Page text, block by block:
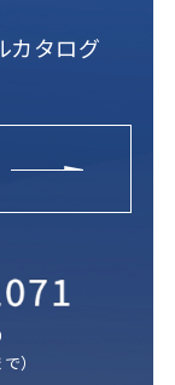
カタログ
）